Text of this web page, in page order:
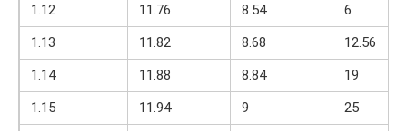
1.12
11.76 8.54
6
1.13
11.82 8.68
12.56
1.14
11.88 8.84
19
1.15
11.94 9
25